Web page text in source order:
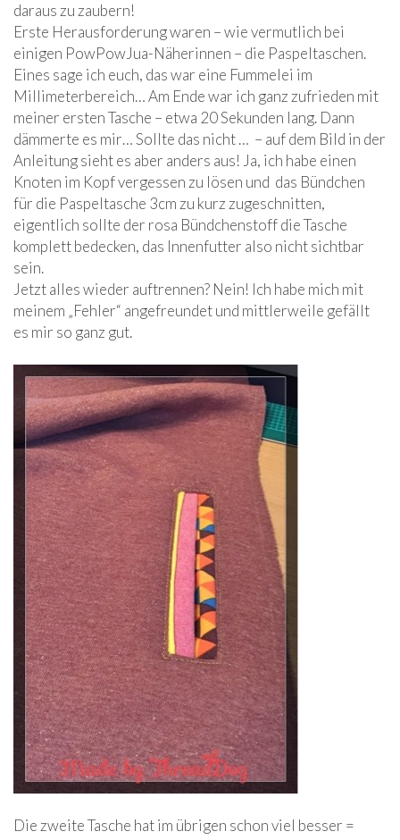
daraus zu zaubern!
Erste Herausforderung waren – wie vermutlich bei
einigen PowPowJua-Näherinnen – die Paspeltaschen.
Eines sage ich euch, das war eine Fummelei im
Millimeterbereich… Am Ende war ich ganz zufrieden mit
meiner ersten Tasche – etwa 20 Sekunden lang. Dann
dämmerte es mir… Sollte das nicht … – auf dem Bild in der
Anleitung sieht es aber anders aus! Ja, ich habe einen
Knoten im Kopf vergessen zu lösen und das Bündchen
für die Paspeltasche 3cm zu kurz zugeschnitten,
eigentlich sollte der rosa Bündchenstoff die Tasche
komplett bedecken, das Innenfutter also nicht sichtbar
sein.
Jetzt alles wieder auftrennen? Nein! Ich habe mich mit
meinem „Fehler“ angefreundet und mittlerweile gefällt
es mir so ganz gut.
Die zweite Tasche hat im übrigen schon viel besser =